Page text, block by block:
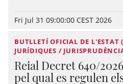
Fri Jul 31 09:00:00 CEST 2026
BUTLLETÍ OFICIAL DE L'ESTAT
JURÍDIQUES /
Reial Decret 640/
pel qual es regulen